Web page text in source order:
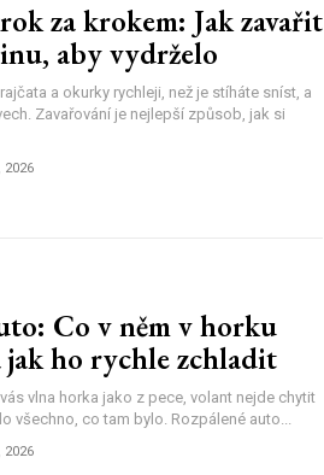
za krokem: Jak zavařit
aby vydrželo
a okurky rychleji, než je stíháte sníst, a
Zavařování je nejlepší způsob, jak si
2026
Co v něm v horku
jak ho rychle zchladit
vlna horka jako z pece, volant nejde chytit
všechno, co tam bylo. Rozpálené auto...
2026